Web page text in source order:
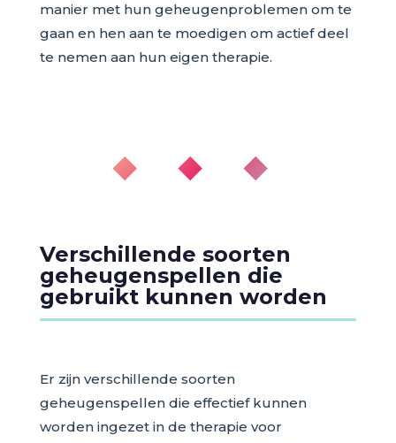
manier met hun geheugenproblemen om te
gaan en hen aan te moedigen om actief deel
te nemen aan hun eigen therapie.
◆ ◆ ◆
Verschillende soorten
geheugenspellen die
gebruikt kunnen worden
Er zijn verschillende soorten
geheugenspellen die effectief kunnen
worden ingezet in de therapie voor